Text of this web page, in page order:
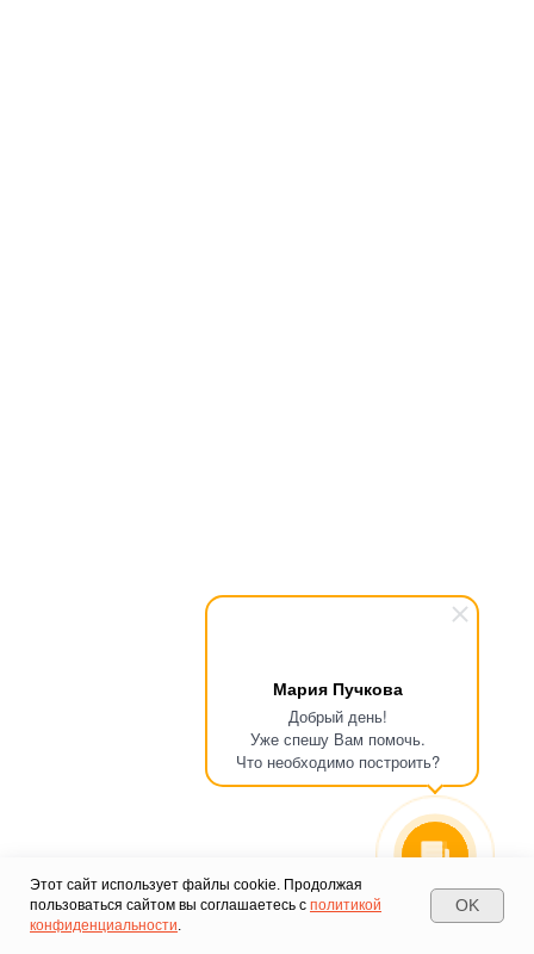
Мария Пучкова
Добрый день!
Уже спешу Вам помочь.
Что необходимо построить?
Этот сайт использует файлы cookie. Продолжая
пользоваться сайтом вы соглашаетесь с политикой
конфиденциальности.
OK